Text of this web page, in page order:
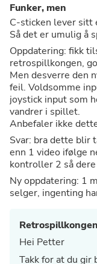
Funker, men
C-sticken lever sitt
Så det er umulig å
Oppdatering: fikk
retrospillkongen,
Men desverre den
feil. Voldsomme
joystick input som
vandrer i spillet.
Anbefaler ikke
Svar: bra dette blir
enn 1 video ifølge
kontroller 2 så dere
Ny oppdatering: 1
selger, ingenting
Retrospillkongen
Hei Petter
Takk for at du gir